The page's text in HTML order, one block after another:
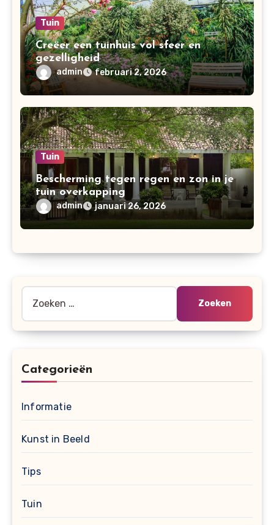
Tuin
Creëer een tuinhuis vol sfeer en
gezelligheid
admin februari 2, 2026
Tuin
Bescherming tegen regen en zon in je
tuin overkapping
admin januari 26, 2026
naar:
Categorieën
Informatie
Kunst in Beeld
Tips
Tuin